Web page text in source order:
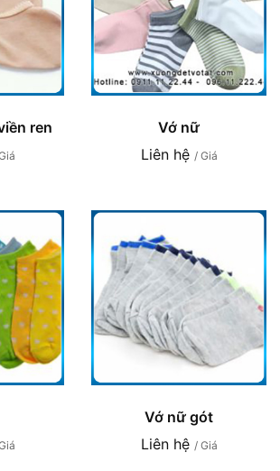
ren
Vớ nữ
Liên hệ / Giá
Vớ nữ gót
Liên hệ / Giá